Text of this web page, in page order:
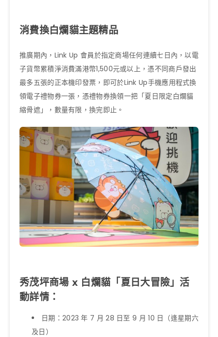
消費換白爛貓主題精品
推廣期內，Link Up 會員於指定商場任何連續七日內，以電
子貨幣累積淨消費滿港幣1,500元或以上，憑不同商戶發出
最多五張的正本機印發票，即可於Link Up手機應用程式換
領電子禮物券一張，憑禮物券換領一把「夏日限定白爛貓
縮骨遮」，數量有限，換完即止。
秀茂坪商場 x 白爛貓「夏日大冒險」活
動詳情：
日期：2023 年 7 月 28 日至 9 月 10 日（逢星期六
及日）